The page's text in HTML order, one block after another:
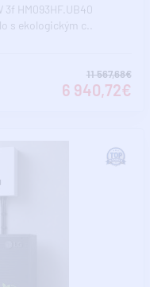
3f HM093HF.UB40
s ekologickým c..
11 567,68€
6 940,72€